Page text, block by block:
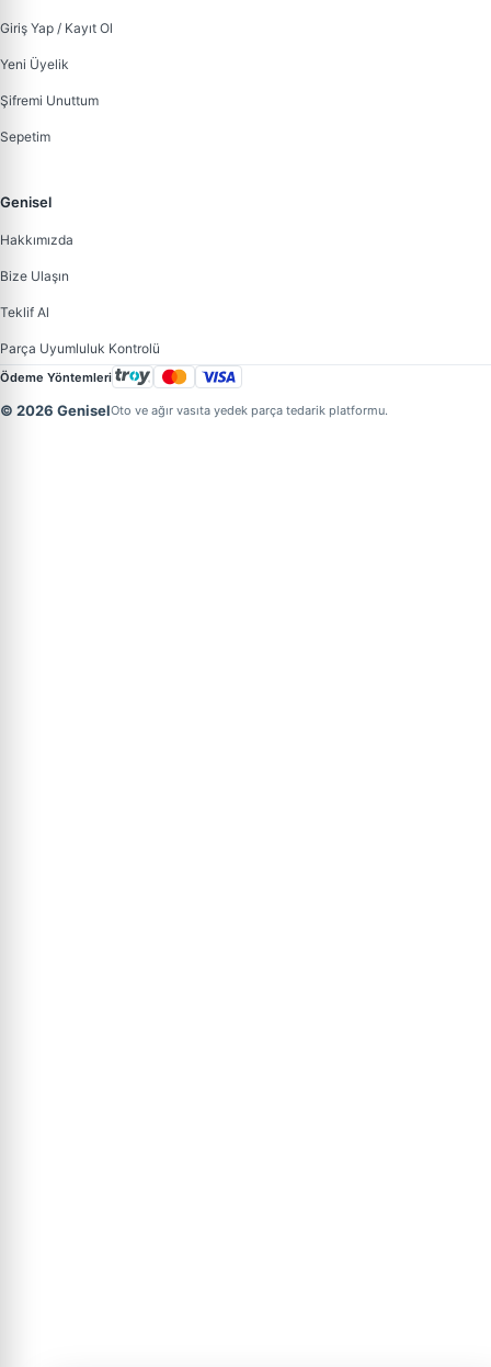
Giriş Yap / Kayıt Ol
Yeni Üyelik
Şifremi Unuttum
Sepetim
Genisel
Hakkımızda
Bize Ulaşın
Teklif Al
Parça Uyumluluk Kontrolü
Ödeme Yöntemleri
© 2026 GeniselOto ve ağır vasıta yedek parça tedarik platformu.